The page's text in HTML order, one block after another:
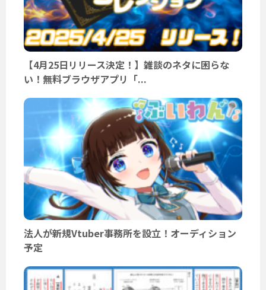
【4月25日リリース決定！】雑談のネタに困らな
い！無料ブラウザアプリ「...
法人が新規Vtuber事務所を設立！オーディション
予定